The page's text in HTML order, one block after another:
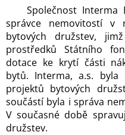
Společnost Interma
správce nemovitostí v
bytových družstev,
prostředků Státního
dotace ke krytí části
bytů. Interma, a.s. byla
projektů bytových
součástí byla i správa
V současné době
družstev.